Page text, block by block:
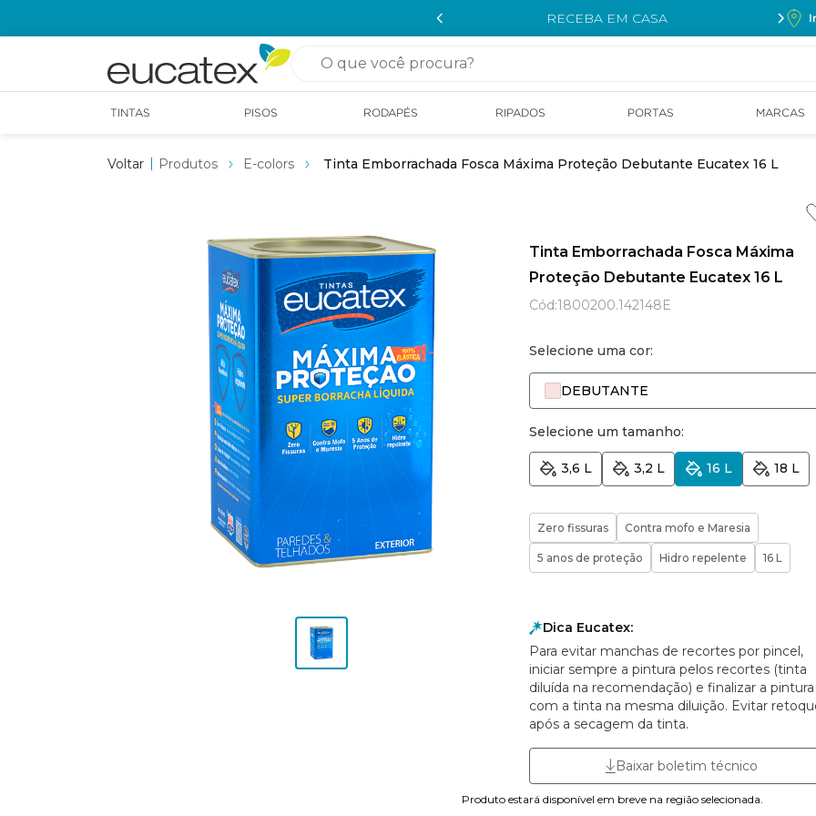
RECEBA EM CASA
O que você procura?
TINTAS PISOS RODAPÉS RIPADOS PORTAS MARCAS
Produtos E-colors Tinta Emborrachada Fosca Máxima Proteção Debutante Eucatex 16 L
Tinta Emborrachada Fosca Máxima
Proteção Debutante Eucatex 16 L
Cód:1800200.142148E
Selecione uma cor:
DEBUTANTE
Selecione um tamanho:
3,6 L 3,2 L 16 L 18 L
Zero fissuras Contra mofo e Maresia
5 anos de proteção Hidro repelente 16 L
Dica Eucatex:
Para evitar manchas de recortes por pincel,
iniciar sempre a pintura pelos recortes (tinta
diluída na recomendação) e finalizar a pintura
com a tinta na mesma diluição. Evitar
após a secagem da tinta.
Baixar boletim técnico
Produto estará disponível em breve na região selecionada.